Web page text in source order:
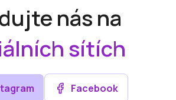
nás na
sítích
Facebook